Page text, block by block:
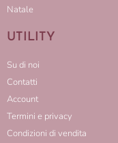
Natale
UTILITY
Su di noi
Contatti
Account
Termini e privacy
Condizioni di vendita